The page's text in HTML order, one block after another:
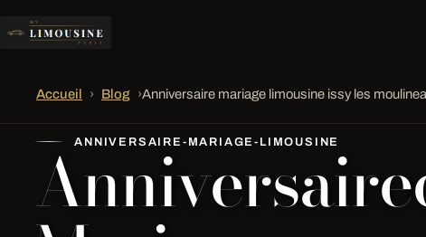
Accueil › Blog ›Anniversaire mariage limousine issy les
ANNIVERSAIRE-MARIAGE-LIMOUSINE